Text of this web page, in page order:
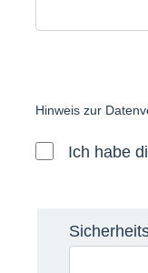
Hinweis zur
Ich habe